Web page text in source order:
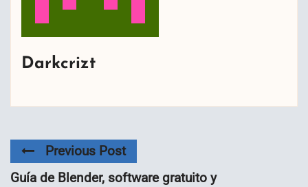
Darkcrizt
Previous Post
Guía de Blender, software gratuito y